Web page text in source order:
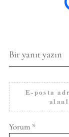
Bir yanıt yazın
E-posta
Yorum *